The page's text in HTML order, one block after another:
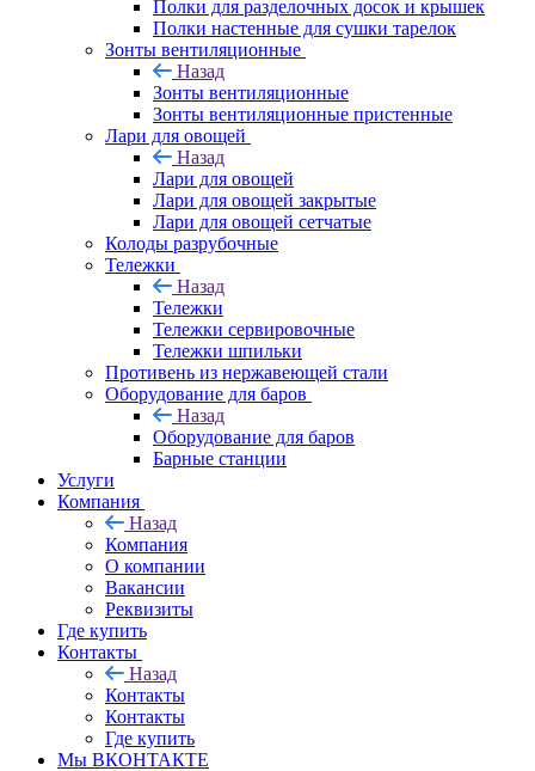
Полки для разделочных досок и крышек
Полки настенные для сушки тарелок
Зонты вентиляционные
Назад
Зонты вентиляционные
Зонты вентиляционные пристенные
Лари для овощей
Назад
Лари для овощей
Лари для овощей закрытые
Лари для овощей сетчатые
Колоды разрубочные
Тележки
Назад
Тележки
Тележки сервировочные
Тележки шпильки
Противень из нержавеющей стали
Оборудование для баров
Назад
Оборудование для баров
Барные станции
Услуги
Компания
Назад
Компания
О компании
Вакансии
Реквизиты
Где купить
Контакты
Назад
Контакты
Контакты
Где купить
Мы ВКОНТАКТЕ